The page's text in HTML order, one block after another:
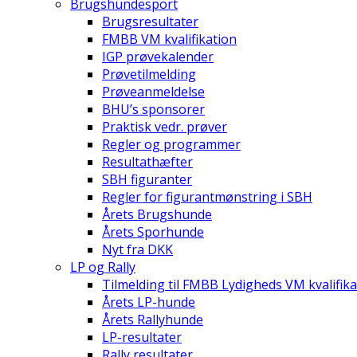
Brugshundesport
Brugsresultater
FMBB VM kvalifikation
IGP prøvekalender
Prøvetilmelding
Prøveanmeldelse
BHU’s sponsorer
Praktisk vedr. prøver
Regler og programmer
Resultathæfter
SBH figuranter
Regler for figurantmønstring i SBH
Årets Brugshunde
Årets Sporhunde
Nyt fra DKK
LP og Rally
Tilmelding til FMBB Lydigheds VM
Årets LP-hunde
Årets Rallyhunde
LP-resultater